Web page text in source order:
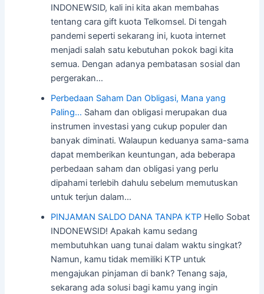
INDONEWSID, kali ini kita akan membahas
tentang cara gift kuota Telkomsel. Di tengah
pandemi seperti sekarang ini, kuota internet
menjadi salah satu kebutuhan pokok bagi kita
semua. Dengan adanya pembatasan sosial dan
pergerakan…
Perbedaan Saham Dan Obligasi, Mana yang
Paling… Saham dan obligasi merupakan dua
instrumen investasi yang cukup populer dan
banyak diminati. Walaupun keduanya sama-sama
dapat memberikan keuntungan, ada beberapa
perbedaan saham dan obligasi yang perlu
dipahami terlebih dahulu sebelum memutuskan
untuk terjun dalam…
PINJAMAN SALDO DANA TANPA KTP Hello Sobat
INDONEWSID! Apakah kamu sedang
membutuhkan uang tunai dalam waktu singkat?
Namun, kamu tidak memiliki KTP untuk
mengajukan pinjaman di bank? Tenang saja,
sekarang ada solusi bagi kamu yang ingin